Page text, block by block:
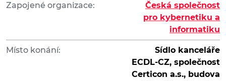
Zapojené organizace:
Česká společnost
pro kybernetiku a
informatiku
Místo konání:
Sídlo kanceláře
ECDL-CZ, společnost
Certicon a.s., budova